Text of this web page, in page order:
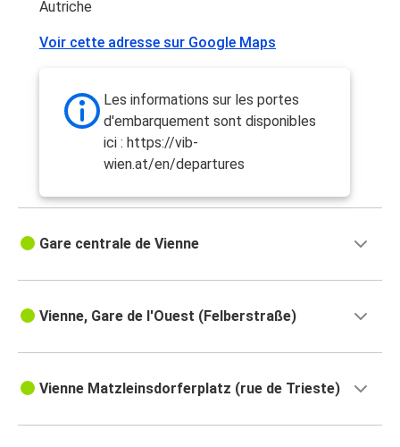
Paris
Paris
Vienne
Český Krumlov
Český Krumlov
Nice
Nice
Autriche
Voir cette adresse sur Google Maps
Les informations sur les portes
d'embarquement sont disponibles
ici : https://vib-
wien.at/en/departures
Gare centrale de Vienne
Vienne, Gare de l'Ouest (Felberstraße)
Vienne Matzleinsdorferplatz (rue de Trieste)